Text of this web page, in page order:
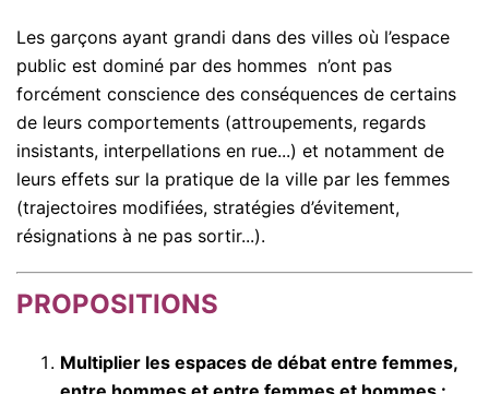
Les garçons ayant grandi dans des villes où l’espace
public est dominé par des hommes n’ont pas
forcément conscience des conséquences de certains
de leurs comportements (attroupements, regards
insistants, interpellations en rue...) et notamment de
leurs effets sur la pratique de la ville par les femmes
(trajectoires modifiées, stratégies d’évitement,
résignations à ne pas sortir...).
PROPOSITIONS
Multiplier les espaces de débat entre femmes,